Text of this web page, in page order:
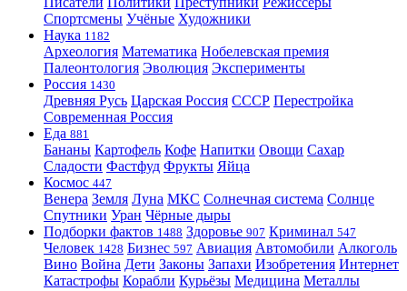
Спортсмены Учёные Художники
Наука 1182
Археология Математика Нобелевская премия
Палеонтология Эволюция Эксперименты
Россия 1430
Древняя Русь Царская Россия СССР Перестройка
Современная Россия
Еда 881
Бананы Картофель Кофе Напитки Овощи Сахар
Сладости Фастфуд Фрукты Яйца
Космос 447
Венера Земля Луна МКС Солнечная система Солнце
Спутники Уран Чёрные дыры
Подборки фактов 1488 Здоровье 907 Криминал 547
Человек 1428 Бизнес 597 Авиация Автомобили Алкоголь
Вино Война Дети Законы Запахи Изобретения Интернет
Катастрофы Корабли Курьёзы Медицина Металлы